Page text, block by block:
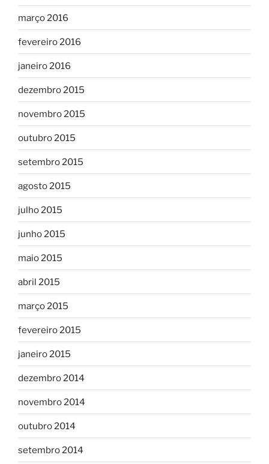
março 2016
fevereiro 2016
janeiro 2016
dezembro 2015
novembro 2015
outubro 2015
setembro 2015
agosto 2015
julho 2015
junho 2015
maio 2015
abril 2015
março 2015
fevereiro 2015
janeiro 2015
dezembro 2014
novembro 2014
outubro 2014
setembro 2014